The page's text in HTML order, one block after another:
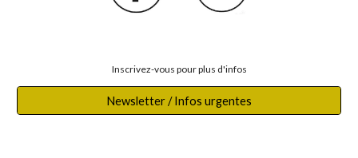
Inscrivez-vous pour plus d'infos
Newsletter / Infos urgentes